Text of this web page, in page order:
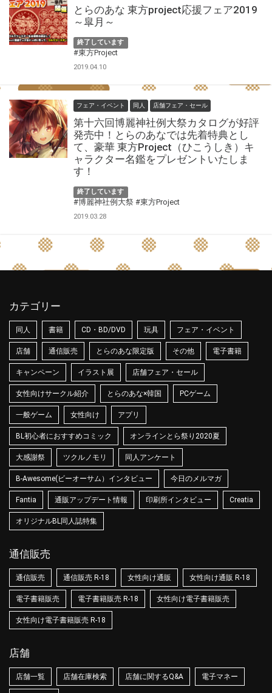
とらのあな 東方project応援フェア2019
～皐月～
終了しています
#東方Project
2019.04.10
フェア・イベント 同人 店舗フェア・セール
第十六回博麗神社例大祭カタログが好評
発売中！とらのあなでは先着特典とし
て、豪華 東方Project（ひこうしき）キ
ャラクター名鑑をプレゼントいたしま
す！
終了しています
#博麗神社例大祭 #東方Project
2019.03.28
カテゴリー
同人 書籍 CD・BD/DVD 玩具 フェア・イベント
店舗 通信販売 とらのあな限定版 その他 電子書籍
キャンペーン イラスト展 店舗フェア・セール
女性向けサークル紹介 とらのあな×韓国 PCゲーム
一般ゲーム 女性向け アプリ
BL初心者におすすめコミック オンラインとら祭り2020夏
大感謝祭 ツクルノモリ 同人アンケート
B-Awesome(ビーオーサム）インタビュー 今日のメルマガ
Fantia 通販アップデート情報 印刷所インタビュー Creatia
オリジナルBL同人誌特集
通信販売
通信販売 通信販売 R-18 女性向け通販 女性向け通販 R-18
電子書籍販売 電子書籍販売 R-18 女性向け電子書籍販売
女性向け電子書籍販売 R-18
店舗
店舗一覧 店舗在庫検索 店舗に関するQ&A 電子マネー